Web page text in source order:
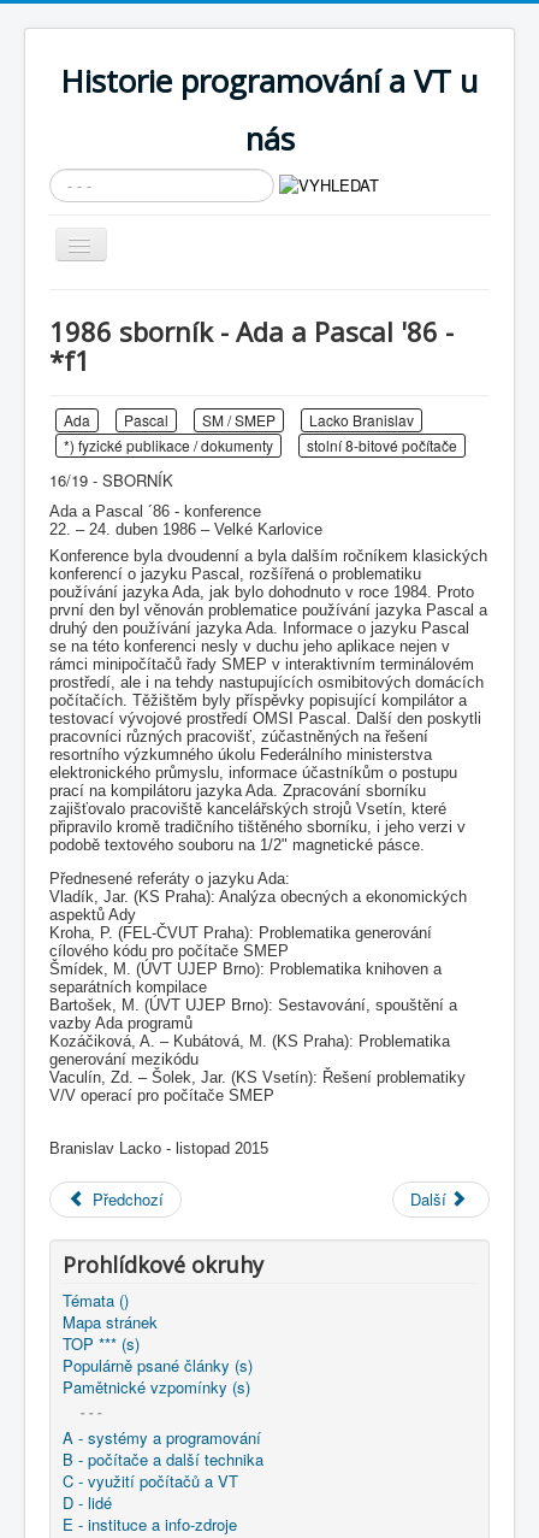
Historie programování a VT u
nás
Vyhledávání...
Přepnout
navigaci
Cíle expozice
Současnost SW a IT
Historické počítače
COBOL
O nás
Úvod
M - virtuální sbírka TM v Brně
odborné konference TM v Brně
2015 - Ada 200
1986 sborník - Ada a Pascal '86 - *f1
1986 sborník - Ada a Pascal '86 -
*f1
Ada Pascal SM / SMEP
Lacko Branislav
*) fyzické publikace / dokumenty
stolní 8-bitové počítače
16/19 - SBORNÍK
Ada a Pascal ´86 - konference
22. – 24. duben 1986 – Velké Karlovice
Konference byla dvoudenní a byla dalším ročníkem klasických
konferencí o jazyku Pascal, rozšířená o problematiku
používání jazyka Ada, jak bylo dohodnuto v roce 1984. Proto
první den byl věnován problematice používání jazyka Pascal a
druhý den používání jazyka Ada. Informace o jazyku Pascal
se na této konferenci nesly v duchu jeho aplikace nejen v
rámci minipočítačů řady SMEP v interaktivním terminálovém
prostředí, ale i na tehdy nastupujících osmibitových domácích
počítačích. Těžištěm byly příspěvky popisující kompilátor a
testovací vývojové prostředí OMSI Pascal. Další den poskytli
pracovníci různých pracovišť, zúčastněných na řešení
resortního výzkumného úkolu Federálního ministerstva
elektronického průmyslu, informace účastníkům o postupu
prací na kompilátoru jazyka Ada. Zpracování sborníku
zajišťovalo pracoviště kancelářských strojů Vsetín, které
připravilo kromě tradičního tištěného sborníku, i jeho verzi v
podobě textového souboru na 1/2" magnetické pásce.
Přednesené referáty o jazyku Ada:
Vladík, Jar. (KS Praha): Analýza obecných a ekonomických
aspektů Ady
Kroha, P. (FEL-ČVUT Praha): Problematika generování
cílového kódu pro počítače SMEP
Šmídek, M. (ÚVT UJEP Brno): Problematika knihoven a
separátních kompilace
Bartošek, M. (ÚVT UJEP Brno): Sestavování, spouštění a
vazby Ada programů
Kozáčiková, A. – Kubátová, M. (KS Praha): Problematika
generování mezikódu
Vaculín, Zd. – Šolek, Jar. (KS Vsetín): Řešení problematiky
V/V operací pro počítače SMEP
Branislav Lacko - listopad 2015
Předchozí Další
Prohlídkové okruhy
Témata ()
Mapa stránek
TOP *** (s)
Populárně psané články (s)
Pamětnické vzpomínky (s)
- - -
A - systémy a programování
B - počítače a další technika
C - využití počítačů a VT
D - lidé
E - instituce a info-zdroje